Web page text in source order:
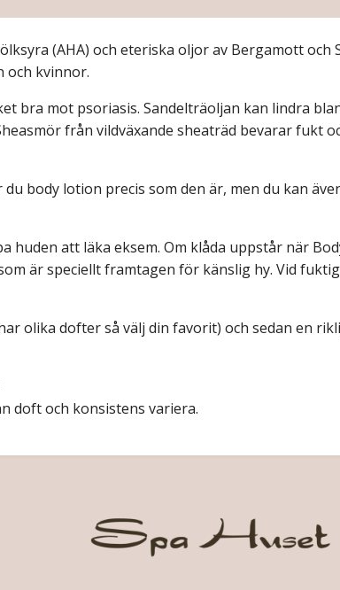
(AHA) och eteriska oljor av Bergamott
och kvinnor.
bra mot psoriasis. Sandelträoljan kan lindra
från vildväxande sheaträd bevarar fukt
body lotion precis som den är, men du kan
huden att läka eksem. Om klåda uppstår när
är speciellt framtagen för känslig hy. Vid
olika dofter så välj din favorit) och sedan en
doft och konsistens variera.